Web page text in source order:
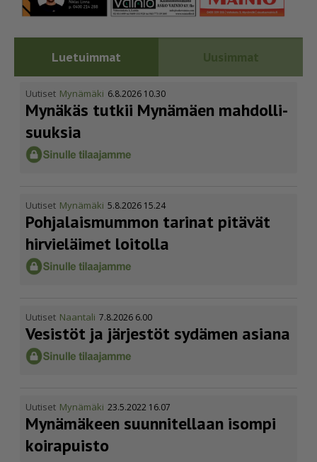
Luetuimmat Uusimmat
Uutiset Mynämäki 6.8.2026 10.30
Mynäkäs tutkii Mynämäen mahdol­li­
suuksia
Uutiset Mynämäki 5.8.2026 15.24
Pohja­lais­mummon tarinat pitävät
hirvieläimet loitolla
Uutiset Naantali 7.8.2026 6.00
Vesistöt ja järjestöt sydämen asiana
Uutiset Mynämäki 23.5.2022 16.07
Mynämäkeen suunnitellaan isompi
koirapuisto